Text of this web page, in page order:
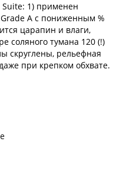
1) применен
A с пониженным %
царапин и влаги,
соляного тумана 120 (!)
скруглены, рельефная
при крепком обхвате.